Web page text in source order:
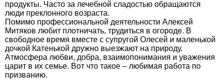
продукты. Часто за лечебной сладостью обращаются
люди преклонного возраста.
Помимо профессиональной деятельности Алексей
Митяков любит плотничать, трудиться в огороде. В
свободное время вместе с супругой Олесей и маленькой
дочкой Катенькой дружно выезжают на природу.
Атмосфера любви, добра, взаимопонимания и уважения
царит в их семье. Вот что такое – любимая работа по
призванию.